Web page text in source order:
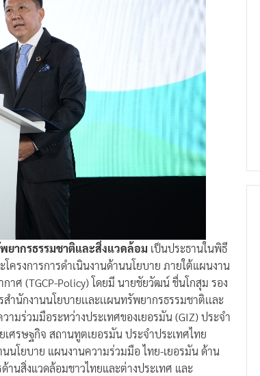
ากรธรรมชาติและสิ่งแวดล้อม เป็นประธานในพิธี
ครงการการดำเนินงานด้านนโยบาย ภายใต้แผนงาน
ศ (TGCP-Policy) โดยมี นายชัยวัฒน์ ชื่นโกสุม รอง
นักงานนโยบายเเละเเผนทรัพยากรธรรมชาติเเละ
ามร่วมมือระหว่างประเทศของเยอรมัน (GIZ) ประจำ
ศรษฐกิจ สถานทูตเยอรมัน ประจำประเทศไทย
นโยบาย แผนงานความร่วมมือ ไทย-เยอรมัน ด้าน
นสิ่งแวดล้อมชาวไทยและต่างประเทศ และ